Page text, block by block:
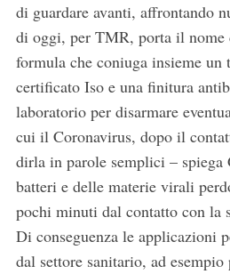
di guardare avanti, affrontando
di oggi, per TMR, porta il
formula che coniuga insieme un
certificato Iso e una finitura
laboratorio per disarmare
cui il Coronavirus, dopo il
dirla in parole semplici –
batteri e delle materie virali
pochi minuti dal contatto con la
Di conseguenza le applicazioni
dal settore sanitario, ad